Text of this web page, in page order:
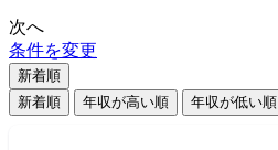
次へ
条件を変更
新着順
新着順
年収が高い順 年収が低い順